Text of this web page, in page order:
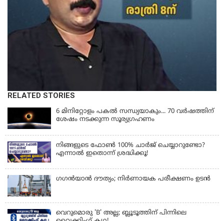
RELATED STORIES
6 മിനിറ്റോളം പകൽ സന്ധ്യയാകും... 70 വർഷത്തിന്
ശേഷം നടക്കുന്ന സൂര്യഗ്രഹണം
നിങ്ങളുടെ ഫോൺ 100% ചാർജ് ചെയ്യാറുണ്ടോ?
എന്നാൽ ഇതൊന്ന് ശ്രദ്ധിക്കൂ!
ഗഗന്‍യാന്‍ ദൗത്യം; നിര്‍ണായക പരീക്ഷണം ഉടന്‍
വെറുമൊരു 'B' അല്ല; ബ്ലൂടൂത്തിന് പിന്നിലെ